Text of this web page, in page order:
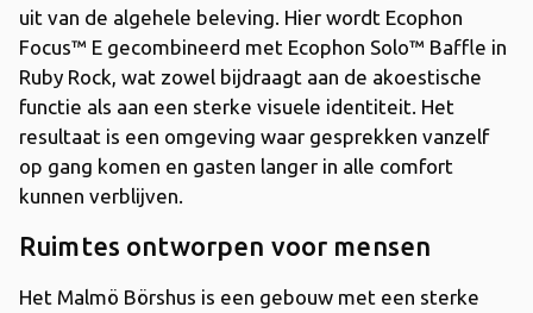
uit van de algehele beleving. Hier wordt Ecophon
Focus™ E gecombineerd met Ecophon Solo™ Baffle in
Ruby Rock, wat zowel bijdraagt ​​aan de akoestische
functie als aan een sterke visuele identiteit. Het
resultaat is een omgeving waar gesprekken vanzelf
op gang komen en gasten langer in alle comfort
kunnen verblijven.
Ruimtes ontworpen voor mensen
Het Malmö Börshus is een gebouw met een sterke